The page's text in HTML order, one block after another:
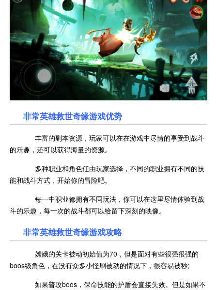
非常英雄救世奇缘游戏优势
丰富的副本资源，玩家可以在在游戏中尽情的享受到战斗
的乐趣，还可以获得海量的资源。
多种职业和角色任由玩家选择，不同的职业拥有不同的技
能和战斗方式，开始你的冒险吧。
每一中职业都拥有不同玩法，你可以在这里尽情体验到战
斗的乐趣，每一次的战斗都可以给留下深刻的映像。
非常英雄救世奇缘游戏攻略
嫦娥的关卡被动初始值为70，但是面对有些很强很强的
boos级角色，在没有众多小怪刷被动的情况下，很容易被秒;
如果普攻boos，保命技能的护盾会直接失效。但是如果不